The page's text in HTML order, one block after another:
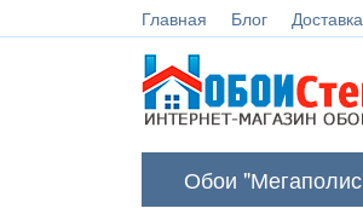
Главная Блог Доставка
Обои